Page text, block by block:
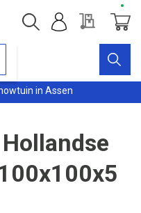
in Assen
Offerte